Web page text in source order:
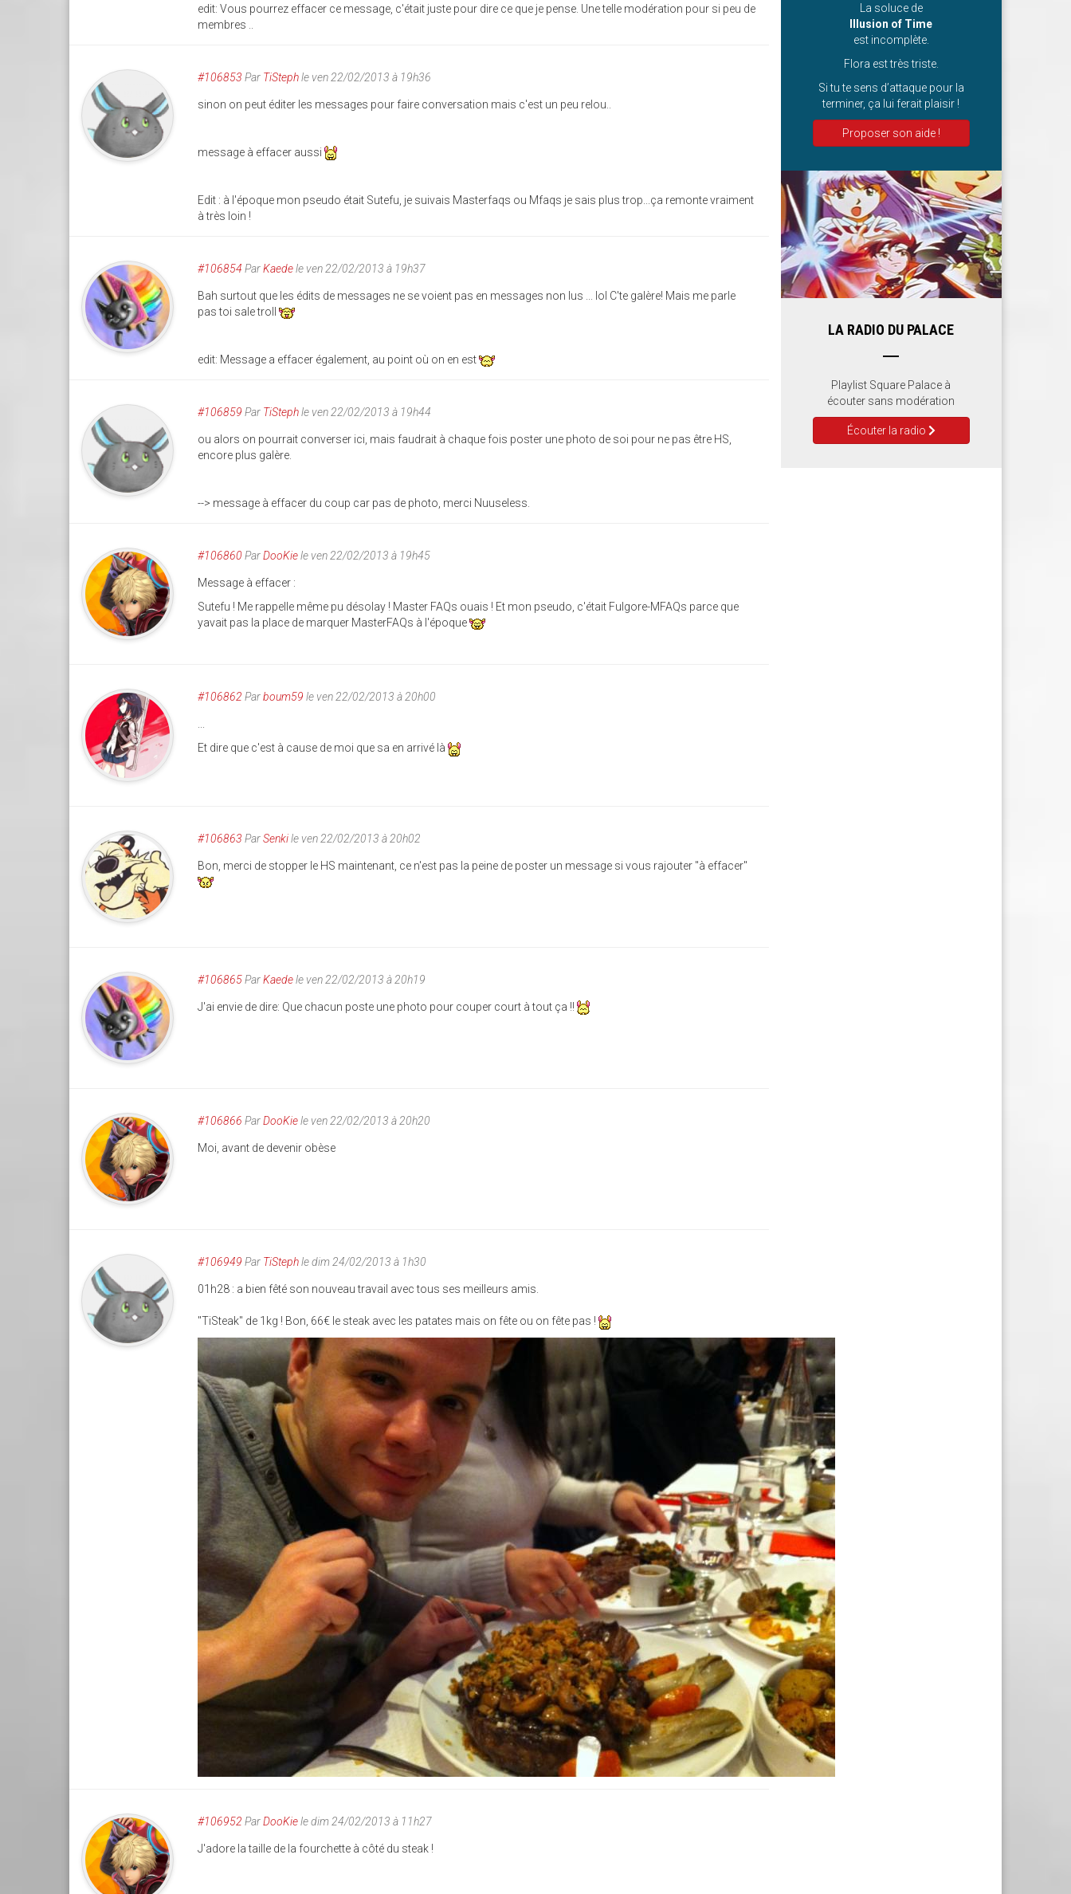
edit: Vous pourrez effacer ce message, c'était juste pour dire ce que je pense. Une telle modération pour si peu de
membres ..
#106853 Par TiStephle ven 22/02/2013 à 19h36
sinon on peut éditer les messages pour faire conversation mais c'est un peu relou..
message à effacer aussi
Edit : à l'époque mon pseudo était Sutefu, je suivais Masterfaqs ou Mfaqs je sais plus trop...ça remonte vraiment
à très loin !
#106854 ParKaedele ven 22/02/2013 à 19h37
Bah surtout que les édits de messages ne se voient pas en messages non lus ... lol C'te galère! Mais me parle
pas toi sale troll
edit: Message a effacer également, au point où on en est
#106859 Par TiStephle ven 22/02/2013 à 19h44
ou alors on pourrait converser ici, mais faudrait à chaque fois poster une photo de soi pour ne pas être HS,
encore plus galère.
--> message à effacer du coup car pas de photo, merci Nuuseless.
#106860 ParDooKiele ven 22/02/2013 à 19h45
Message à effacer :
Sutefu ! Me rappelle même pu désolay ! Master FAQs ouais ! Et mon pseudo, c'était Fulgore-MFAQs parce que
yavait pas la place de marquer MasterFAQs à l'époque
#106862 Parboum59 le ven 22/02/2013 à 20h00
...
Et dire que c'est à cause de moi que sa en arrivé là
#106863 ParSenkile ven 22/02/2013 à 20h02
Bon, merci de stopper le HS maintenant, ce n'est pas la peine de poster un message si vous rajouter "à effacer"
#106865ParKaedele ven 22/02/2013 à 20h19
J'ai envie de dire: Que chacun poste une photo pour couper court à tout ça !!
#106866 ParDooKiele ven 22/02/2013 à 20h20
Moi, avant de devenir obèse
#106949 Par TiStephle dim 24/02/2013 à 1h30
01h28 : a bien fêté son nouveau travail avec tous ses meilleurs amis.
"TiSteak" de 1kg ! Bon, 66€ le steak avec les patates mais on fête ou on fête pas !
#106952 ParDooKiele dim 24/02/2013 à 11h27
J'adore la taille de la fourchette à côté du steak !
La soluce de
Illusion of Time
est incomplète.
Flora est très triste.
Si tu te sens d’attaque pour la
terminer, ça lui ferait plaisir !
Proposer son aide !
LA RADIO DU PALACE
Playlist Square Palace à
écouter sans modération
Écouter la radio